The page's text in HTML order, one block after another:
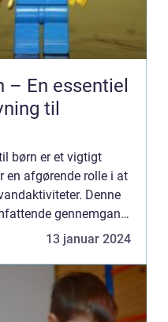
– En essentiel
til
børn er et vigtigt
en afgørende rolle i at
Denne
gennemgang
diskutere vigtige
13 januar 2024